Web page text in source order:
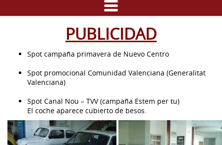
PUBLICIDAD
Spot campaña primavera de Nuevo Centro
Spot promocional Comunidad Valenciana (Generalitat
Valenciana)
Spot Canal Nou – TVV (campaña Estem per tu)
El coche aparece cubierto de besos.